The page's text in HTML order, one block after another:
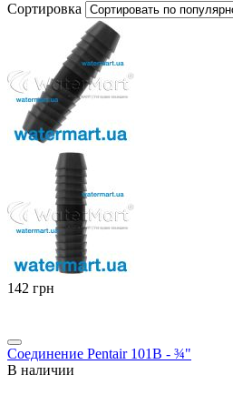
Сортировка
‍142‍ грн
Соединение Pentair 101B - ¾"
В наличии